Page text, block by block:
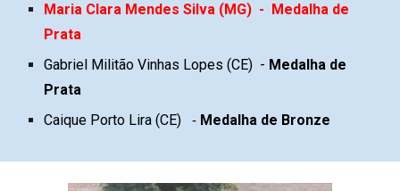
Maria Clara Mendes Silva (MG) - Medalha de
Prata
Gabriel Militão Vinhas Lopes (CE) - Medalha de
Prata
Caique Porto Lira (CE) - Medalha de Bronze